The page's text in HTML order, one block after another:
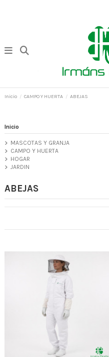
Inicio CAMPO Y HUERTA ABEJAS
ABEJAS
Inicio
MASCOTAS Y GRANJA
CAMPO Y HUERTA
HOGAR
JARDIN